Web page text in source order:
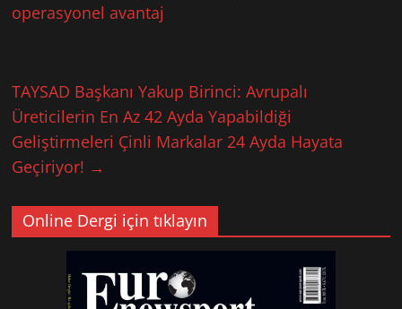
operasyonel avantaj
TAYSAD Başkanı Yakup Birinci: Avrupalı
Üreticilerin En Az 42 Ayda Yapabildiği
Geliştirmeleri Çinli Markalar 24 Ayda Hayata
Geçiriyor! →
Online Dergi için tıklayın